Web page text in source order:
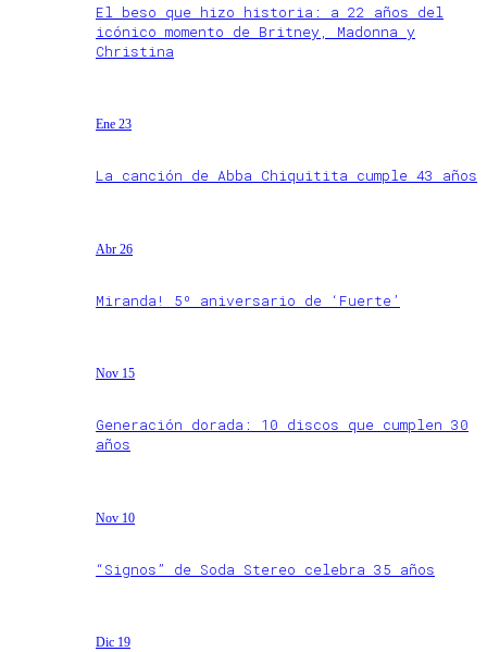
El beso que hizo historia: a 22 años del
icónico momento de Britney, Madonna y
Christina
Ene 23
La canción de Abba Chiquitita cumple 43 años
Abr 26
Miranda! 5º aniversario de ‘Fuerte’
Nov 15
Generación dorada: 10 discos que cumplen 30
años
Nov 10
“Signos” de Soda Stereo celebra 35 años
Dic 19